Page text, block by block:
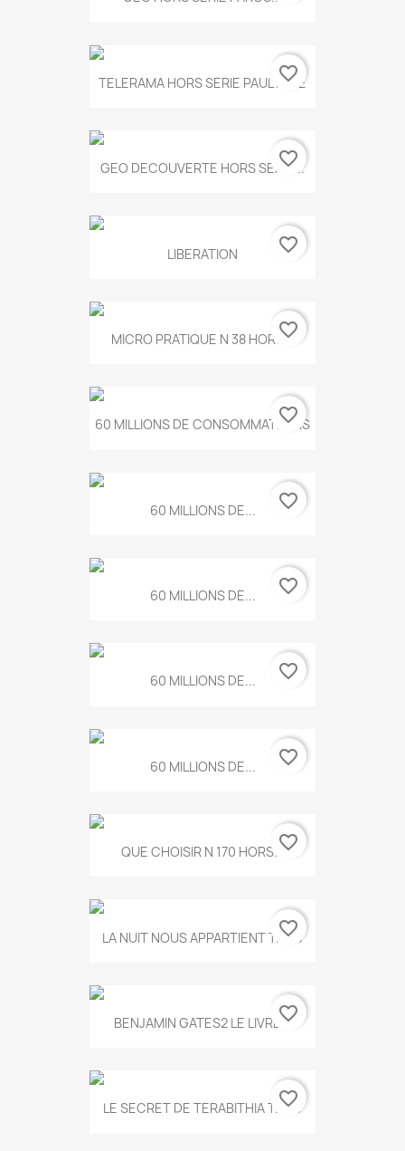
TELERAMA HORS SERIE PAUL KLEE
favorite_border
GEO DECOUVERTE HORS SERIE...
favorite_border
LIBERATION favorite_border
MICRO PRATIQUE N 38 HORS...
favorite_border
60 MILLIONS DE CONSOMMATEURS
favorite_border
60 MILLIONS DE... favorite_border
60 MILLIONS DE... favorite_border
60 MILLIONS DE... favorite_border
60 MILLIONS DE... favorite_border
QUE CHOISIR N 170 HORS...favorite_border
LA NUIT NOUS APPARTIENT T.634
favorite_border
BENJAMIN GATES2 LE LIVRE...
favorite_border
LE SECRET DE TERABITHIA T.560
favorite_border